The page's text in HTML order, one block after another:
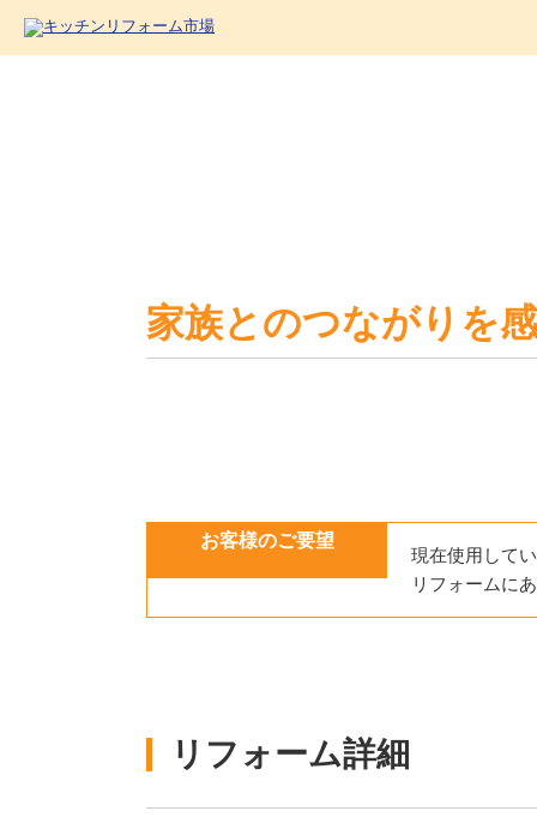
家族とのつながりを
お客様のご要望
現在使用して
リフォームに
リフォーム詳細